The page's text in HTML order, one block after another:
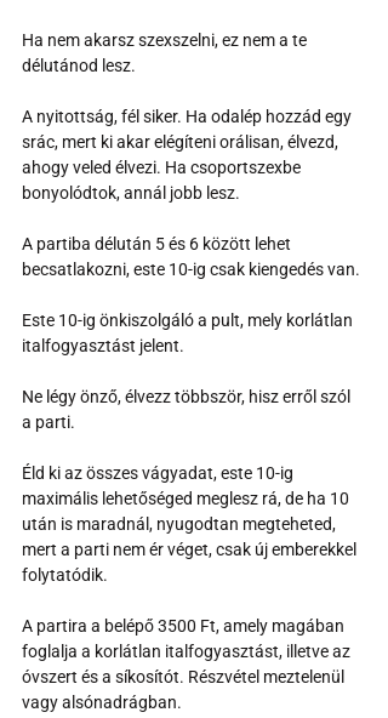
Ha nem akarsz szexszelni, ez nem a te
délutánod lesz.
A nyitottság, fél siker. Ha odalép hozzád egy
srác, mert ki akar elégíteni orálisan, élvezd,
ahogy veled élvezi. Ha csoportszexbe
bonyolódtok, annál jobb lesz.
A partiba délután 5 és 6 között lehet
becsatlakozni, este 10-ig csak kiengedés van.
Este 10-ig önkiszolgáló a pult, mely korlátlan
italfogyasztást jelent.
Ne légy önző, élvezz többször, hisz erről szól
a parti.
Éld ki az összes vágyadat, este 10-ig
maximális lehetőséged meglesz rá, de ha 10
után is maradnál, nyugodtan megteheted,
mert a parti nem ér véget, csak új emberekkel
folytatódik.
A partira a belépő 3500 Ft, amely magában
foglalja a korlátlan italfogyasztást, illetve az
óvszert és a síkosítót. Részvétel meztelenül
vagy alsónadrágban.